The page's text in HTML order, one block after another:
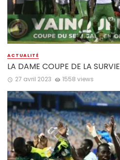
ACTUALITÉ
LA DAME COUPE DE LA SURVIE
27 avril 2023 1558 views